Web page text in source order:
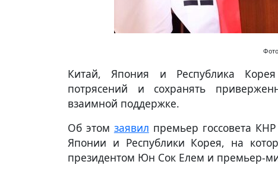
Китай, Япония и Республика
потрясений и сохранять
взаимной поддержке.
Об этом заявил премьер госсовета
Японии и Республики Корея, на
президентом Юн Сок Елем и премьер-